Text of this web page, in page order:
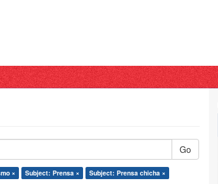
Go
× Subject: Prensa ×
Subject: Prensa chicha ×